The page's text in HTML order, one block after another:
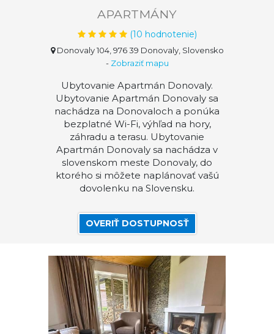
APARTMÁNY
(10 hodnotenie)
Donovaly 104, 976 39 Donovaly, Slovensko
- Zobraziť mapu
Ubytovanie Apartmán Donovaly.
Ubytovanie Apartmán Donovaly sa
nachádza na Donovaloch a ponúka
bezplatné Wi-Fi, výhľad na hory,
záhradu a terasu. Ubytovanie
Apartmán Donovaly sa nachádza v
slovenskom meste Donovaly, do
ktorého si môžete naplánovať vašú
dovolenku na Slovensku.
OVERIŤ DOSTUPNOSŤ